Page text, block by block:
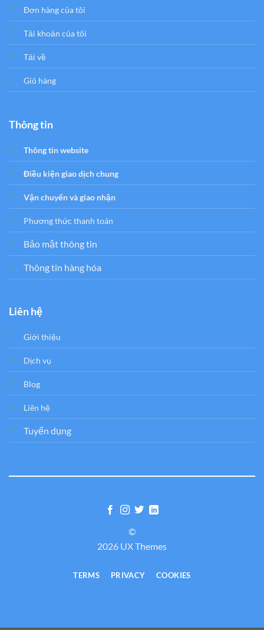
Đơn hàng của tôi
Tải khoản của tôi
Tải về
Giỏ hàng
Thông tin
Thông tin website
Điều kiện giao dịch chung
Vận chuyển và giao nhận
Phương thức thanh toán
Bảo mật thông tin
Thông tin hàng hóa
Liên hệ
Giới thiệu
Dịch vụ
Blog
Liên hệ
Tuyển dụng
©
2026 UX Themes
TERMS PRIVACY COOKIES